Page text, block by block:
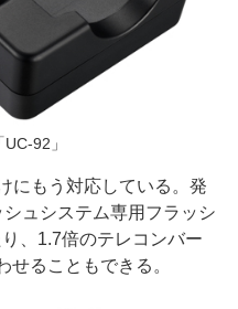
92」
にもう対応している。発
ュシステム専用フラッシ
、1.7倍のテレコンバー
せることもできる。